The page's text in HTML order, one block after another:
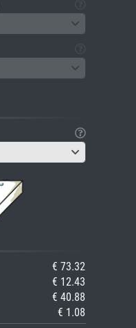
€ 73.32
€ 12.43
€ 40.88
€ 1.08